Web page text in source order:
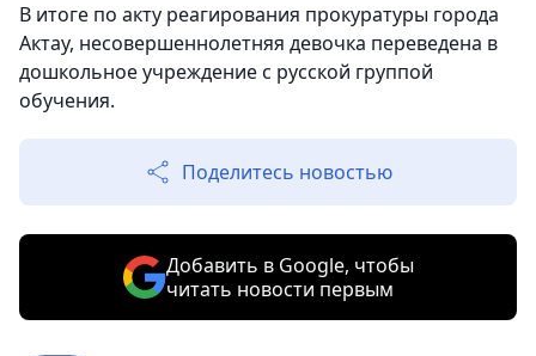
В итоге по акту реагирования прокуратуры города
Актау, несовершеннолетняя девочка переведена в
дошкольное учреждение с русской группой
обучения.
Поделитесь новостью
Добавить в Google, чтобы
читать новости первым